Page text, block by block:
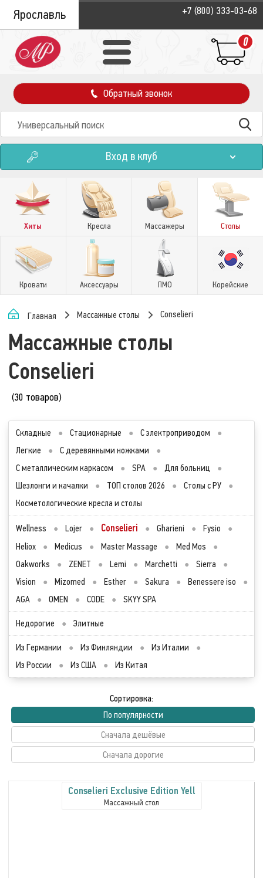
Ярославль +7 (800) 333-03-68
0
Обратный звонок
Вход в клуб
Хиты Кресла Массажеры Столы
Кровати Аксессуары ПМО Корейские
Главная Массажные столы Conselieri
Массажные столы
Conselieri
(30 товаров)
Складные ● Стационарные ● С электроприводом
●
Легкие
● С деревянными ножками
●
С металлическим каркасом
● SPA ● Для больниц
●
Шезлонги и качалки
● ТОП столов 2026 ● Столы с РУ
●
Косметологические кресла и столы
Wellness ● Lojer ● Conselieri ● Gharieni ● Fysio
●
Heliox
● Medicus ● Master Massage ● Med Mos
●
Oakworks
● ZENET ● Lemi ● Marchetti ● Sierra
●
Vision
● Mizomed ● Esther ● Sakura ● Benessere iso
●
AGA
● OMEN ● CODE ● SKYY SPA
Недорогие ● Элитные
Из Германии ● Из Финляндии ● Из Италии
●
Из России
● Из США ● Из Китая
Сортировка:
По популярности
Сначала дешёвые
Сначала дорогие
Conselieri Exclusive Edition Yell
Массажный стол